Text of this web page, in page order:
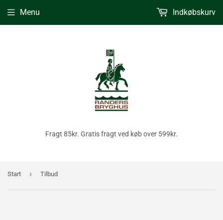
Fragt 85kr. Gratis fragt ved køb over 599kr.
Menu Indkøbskurv
Start › Tilbud